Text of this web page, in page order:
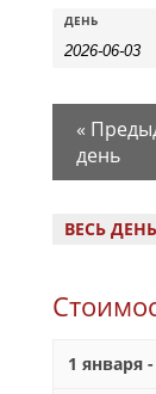
Search
Views
Search
ДЕНЬ
«
день
ВЕСЬ ДЕНЬ
1 января -